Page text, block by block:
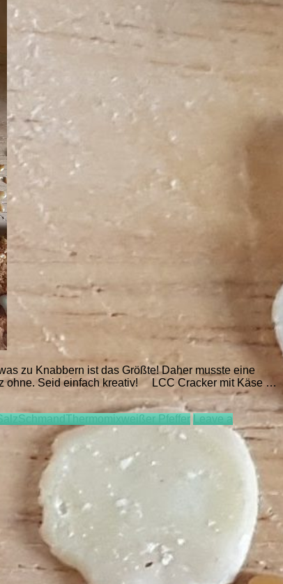
zu Knabbern ist das Größte! Daher musste eine
ohne. Seid einfach kreativ! LCC Cracker mit Käse …
SchmandThermomixweißer Pfeffer Leave a